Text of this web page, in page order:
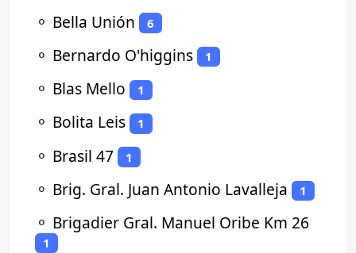
⚬ Bella Unión 6
⚬ Bernardo O'higgins 1
⚬ Blas Mello 1
⚬ Bolita Leis 1
⚬ Brasil 47 1
⚬ Brig. Gral. Juan Antonio Lavalleja 1
⚬ Brigadier Gral. Manuel Oribe Km 26
1